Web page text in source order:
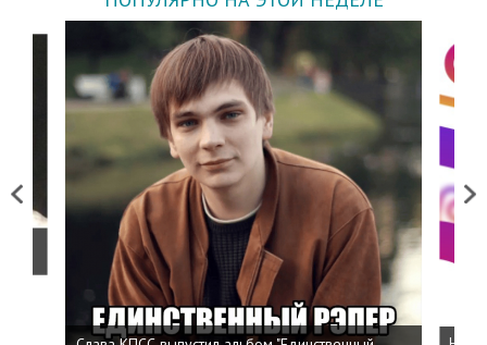
Previous Next